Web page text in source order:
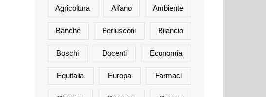
Agricoltura Alfano Ambiente
Banche Berlusconi Bilancio
Boschi Docenti Economia
Equitalia Europa Farmaci